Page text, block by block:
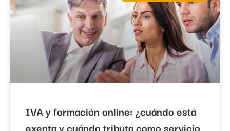
IVA y formación online: ¿cuándo está